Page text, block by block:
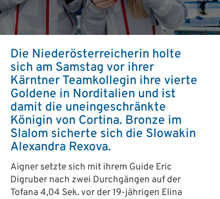
Die Niederösterreicherin holte
sich am Samstag vor ihrer
Kärntner Teamkollegin ihre vierte
Goldene in Norditalien und ist
damit die uneingeschränkte
Königin von Cortina. Bronze im
Slalom sicherte sich die Slowakin
Alexandra Rexova.
Aigner setzte sich mit ihrem Guide Eric
Digruber nach zwei Durchgängen auf der
Tofana 4,04 Sek. vor der 19-jährigen Elina